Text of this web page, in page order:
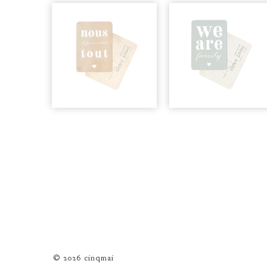
© 2026 cinqmai